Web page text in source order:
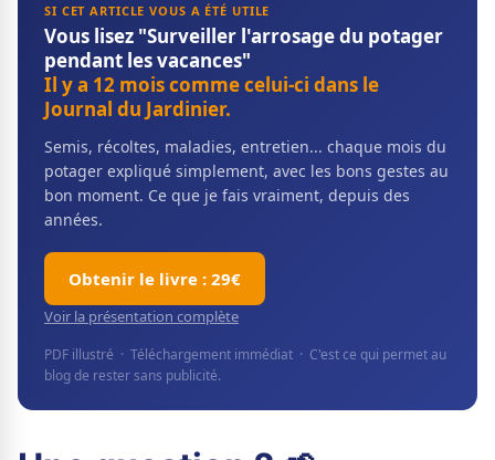
SI CET ARTICLE VOUS A ÉTÉ UTILE
Vous lisez "Surveiller l'arrosage du potager
pendant les vacances"
Il y a 12 mois comme celui-ci dans le
Journal du Jardinier.
Semis, récoltes, maladies, entretien... chaque mois du
potager expliqué simplement, avec les bons gestes au
bon moment. Ce que je fais vraiment, depuis des
années.
Obtenir le livre : 29€
Voir la présentation complète
PDF illustré · Téléchargement immédiat · C'est ce qui permet au
blog de rester sans publicité.